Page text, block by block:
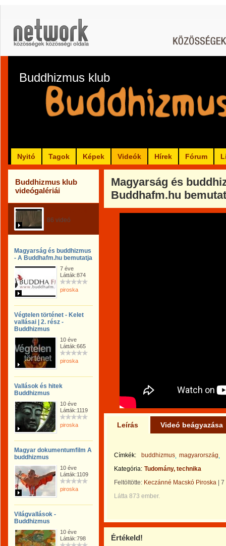
Buddhizmus klub
Nyitó Tagok Képek Videók Hírek Fórum
Buddhizmus klub
videógalériái
86 videó
Magyarság és buddhizmus
- A Buddhafm.hu bemutatja
7 éve
Látták:874
piroska
Végtelen történet - Kelet
vallásai | 2. rész -
Buddhizmus
10 éve
Látták:665
piroska
Vallások és hitek
Buddhizmus
10 éve
Látták:1119
piroska
Magyar dokumentumfilm A
buddhizmus
10 éve
Látták:1109
piroska
Világvallások -
Buddhizmus
10 éve
Látták:798
Magyarság és
Buddhafm.hu
Leírás Videó beágyazása
Címkék: buddhizmus magyarország
Kategória: Tudomány, technika
Feltöltötte: Keczánné Macskó Piroska
7
Látta 873 ember.
Értékeld!